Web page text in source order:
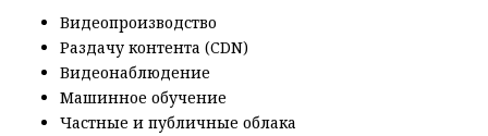
Видеопроизводство
Раздачу контента (CDN)
Видеонаблюдение
Машинное обучение
Частные и публичные облака